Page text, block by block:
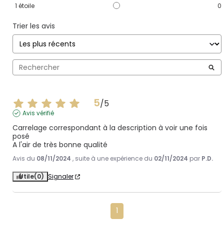
1 étoile 0
Trier les avis
5/5
Avis vérifié
Carrelage correspondant à la description à voir une fois
posé
A l'air de très bonne qualité
Avis du 08/11/2024 , suite à une expérience du 02/11/2024 par P.D.
Utile(0) Signaler
1